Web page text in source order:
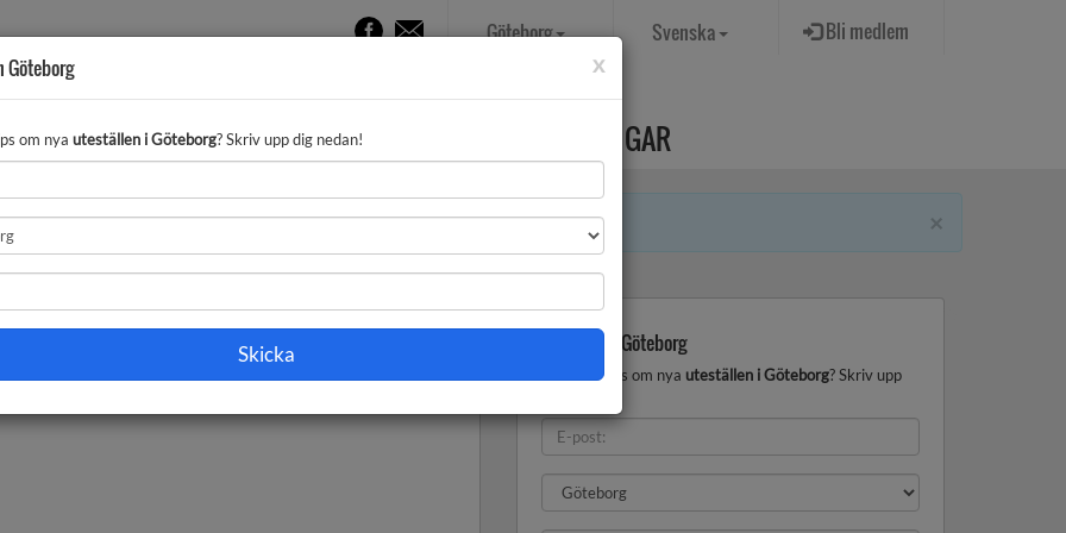
Bli medlem
Svenska
Göteborg
NATTKLUBBAR QUIZ PROVNINGAR
×
kan därför vara avvikande.
du hitta användbar information om uteställen i Göteborg.
uteställen.
Uteställen Göteborg
Vill du få tips om nya uteställen i Göteborg? Skriv upp
x
Göteborg
om nya uteställen i Göteborg? Skriv upp dig nedan!